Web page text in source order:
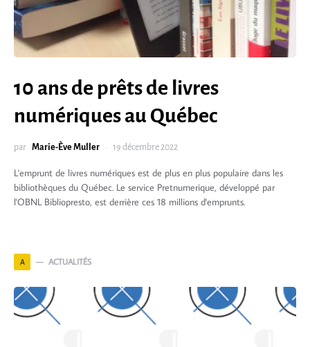
10 ans de prêts de livres
numériques au Québec
par Marie-Ève Muller 19 décembre 2022
L'emprunt de livres numériques est de plus en plus populaire dans les
bibliothèques du Québec. Le service Pretnumerique, développé par
l'OBNL Bibliopresto, est derrière ces 18 millions d'emprunts.
A ACTUALITÉS